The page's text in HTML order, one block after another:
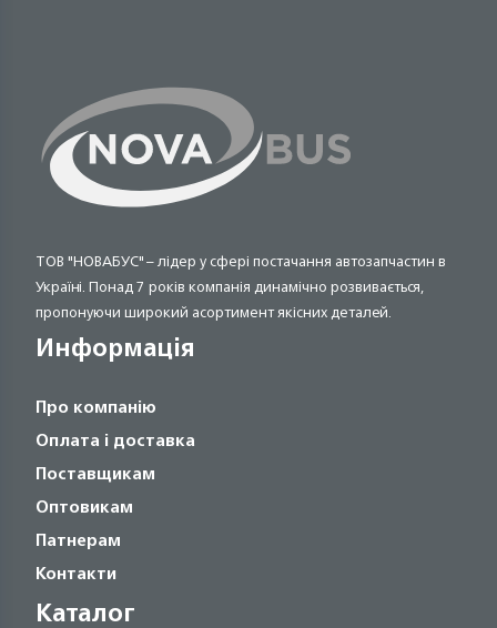
ТОВ "НОВАБУС" – лідер у сфері постачання автозапчастин в
Україні. Понад 7 років компанія динамічно розвивається,
пропонуючи широкий асортимент якісних деталей.
Информація
Про компанію
Оплата і доставка
Поставщикам
Оптовикам
Патнерам
Контакти
Каталог